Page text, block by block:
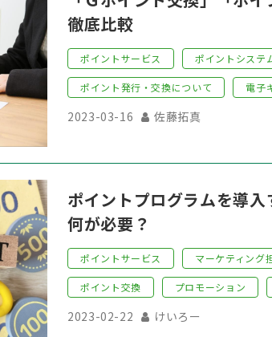
徹底比較
ポイントサービス ポイントシステ
ポイント発行・交換について 電子
2023-03-16 佐藤拓真
ポイントプログラムを導
何が必要？
ポイントサービス マーケティング
ポイント交換 プロモーション
2023-02-22 けいろー